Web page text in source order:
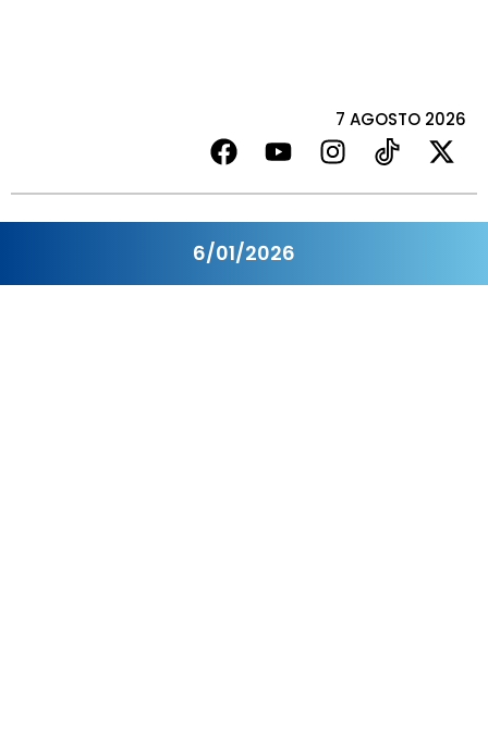
7 AGOSTO 2026
6/01/2026